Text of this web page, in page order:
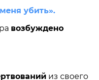
убить».
возбуждено
из своего